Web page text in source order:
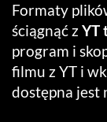
Formaty
ściągnąć zYT
program i
filmu z YT i
dostępna jest